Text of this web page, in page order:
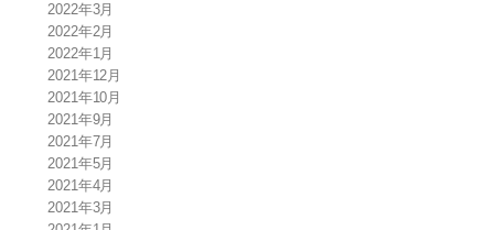
2022年3月
2022年2月
2022年1月
2021年12月
2021年10月
2021年9月
2021年7月
2021年5月
2021年4月
2021年3月